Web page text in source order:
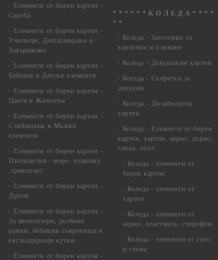
Елементи от бирен картон -
Сватба
Елементи от бирен картон -
Училище, Дипломиране и
Завършване
Елементи от бирен картон -
Бебшки и Детски елементи
Елементи от бирен картон -
Цветя и Животни
Елементи от бирен картон -
Стиймпънк и Мъжки
елементи
Елементи от бирен картон -
Пътешестия - море, планина
,транспорт
Елементи от бирен картон -
Други
Елементи от бирен картон -
За миниатюри, дълбоки
рамки, бебешки съкровища и
екслоадиращи кутии
Елементи от бирен картон -
* * * * * * К О Л Е Д А * * * *
* *
Коледа - Заготовки за
картички и пликове
Коледа - Декупажни хартии
Коелда - Салфетки за
декупаж
Коледа - Дизайнерски
хартии
Коледа - Eлементи от бирен
картон, хартия, акрил, дърво,
глина, гипс
Коледа - елементи от
бирен картон
Коледа - елементи от
хартия
Коледа - елементи от
акрил, пластмаса, стирофом
Коледа - елементи от гипс
и глина